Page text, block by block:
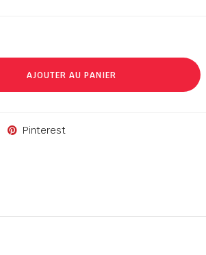
AJOUTER AU PANIER
Pinterest